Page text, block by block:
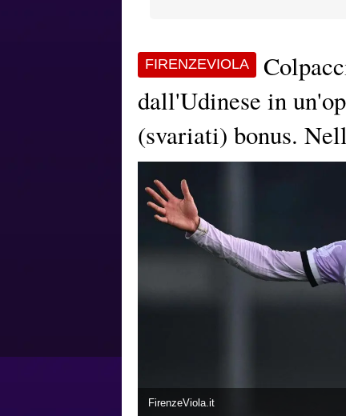
FIRENZEVIOLA
dall'Udinese in
(svariati) bonus.
FirenzeViola.it